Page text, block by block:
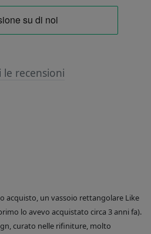
le recensioni
acquisto, un vassoio rettangolare Like
lo avevo acquistato circa 3 anni fa).
curato nelle rifiniture, molto